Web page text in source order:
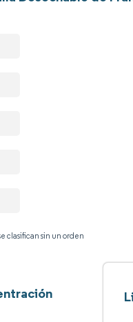
clasifican sin un orden